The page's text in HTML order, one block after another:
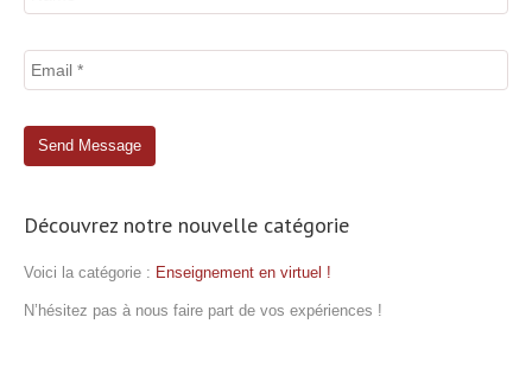
Découvrez notre nouvelle catégorie
Voici la catégorie : Enseignement en virtuel !
N’hésitez pas à nous faire part de vos expériences !